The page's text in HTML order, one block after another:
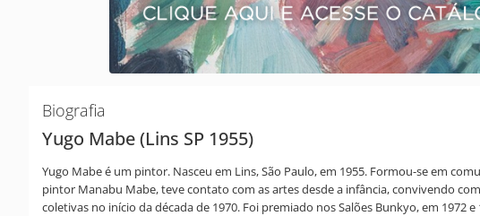
Biografia
Yugo Mabe (Lins SP 1955)
Yugo Mabe é um pintor. Nasceu em Lins, São Paulo, em 1955. Formou-se em
pintor Manabu Mabe, teve contato com as artes desde a infância, convivendo
coletivas no início da década de 1970. Foi premiado nos Salões Bunkyo, em 1972 e